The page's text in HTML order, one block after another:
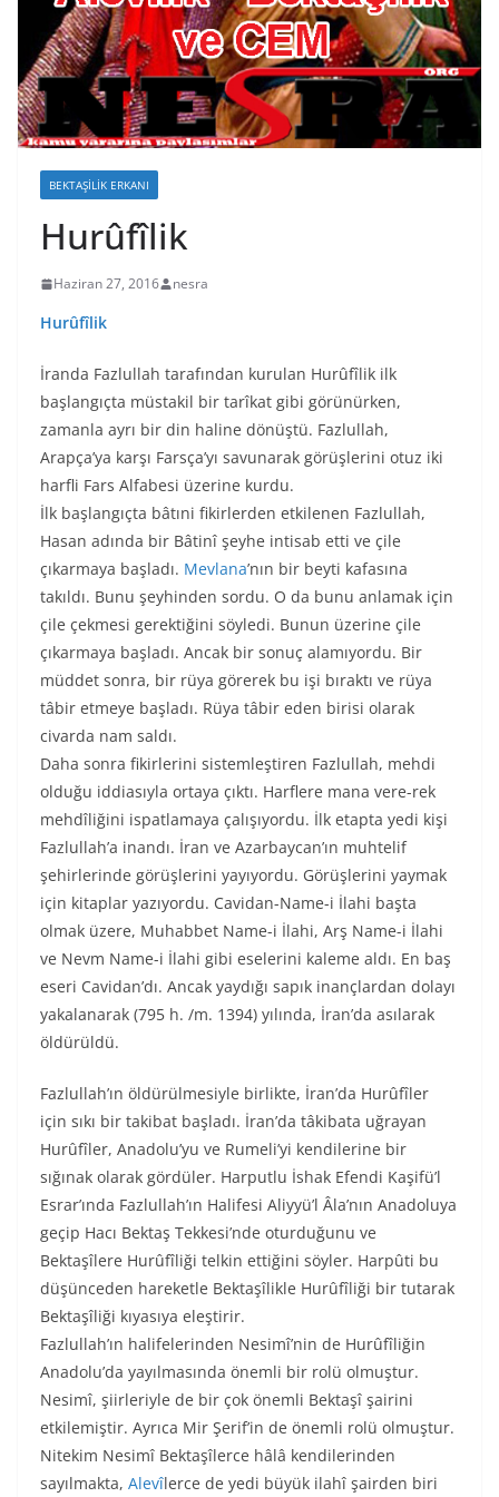
BEKTAŞILIK ERKANI
Hurûfîlik
Haziran 27, 2016 nesra
Hurûfîlik
İranda Fazlullah tarafından kurulan Hurûfîlik ilk
başlangıçta müstakil bir tarîkat gibi görünürken,
zamanla ayrı bir din haline dönüştü. Fazlullah,
Arapça’ya karşı Farsça’yı savunarak görüşlerini otuz iki
harfli Fars Alfabesi üzerine kurdu.
İlk başlangıçta bâtıni fikirlerden etkilenen Fazlullah,
Hasan adında bir Bâtinî şeyhe intisab etti ve çile
çıkarmaya başladı. Mevlana’nın bir beyti kafasına
takıldı. Bunu şeyhinden sordu. O da bunu anlamak için
çile çekmesi gerektiğini söyledi. Bunun üzerine çile
çıkarmaya başladı. Ancak bir sonuç alamıyordu. Bir
müddet sonra, bir rüya görerek bu işi bıraktı ve rüya
tâbir etmeye başladı. Rüya tâbir eden birisi olarak
civarda nam saldı.
Daha sonra fikirlerini sistemleştiren Fazlullah, mehdi
olduğu iddiasıyla ortaya çıktı. Harflere mana vere-rek
mehdîliğini ispatlamaya çalışıyordu. İlk etapta yedi kişi
Fazlullah’a inandı. İran ve Azarbaycan’ın muhtelif
şehirlerinde görüşlerini yayıyordu. Görüşlerini yaymak
için kitaplar yazıyordu. Cavidan-Name-i İlahi başta
olmak üzere, Muhabbet Name-i İlahi, Arş Name-i İlahi
ve Nevm Name-i İlahi gibi eselerini kaleme aldı. En baş
eseri Cavidan’dı. Ancak yaydığı sapık inançlardan dolayı
yakalanarak (795 h. /m. 1394) yılında, İran’da asılarak
öldürüldü.
Fazlullah’ın öldürülmesiyle birlikte, İran’da Hurûfîler
için sıkı bir takibat başladı. İran’da tâkibata uğrayan
Hurûfîler, Anadolu’yu ve Rumeli’yi kendilerine bir
sığınak olarak gördüler. Harputlu İshak Efendi Kaşifü’l
Esrar’ında Fazlullah’ın Halifesi Aliyyü’l Âla’nın Anadoluya
geçip Hacı Bektaş Tekkesi’nde oturduğunu ve
Bektaşîlere Hurûfîliği telkin ettiğini söyler. Harpûti bu
düşünceden hareketle Bektaşîlikle Hurûfîliği bir tutarak
Bektaşîliği kıyasıya eleştirir.
Fazlullah’ın halifelerinden Nesimî’nin de Hurûfîliğin
Anadolu’da yayılmasında önemli bir rolü olmuştur.
Nesimî, şiirleriyle de bir çok önemli Bektaşî şairini
etkilemiştir. Ayrıca Mir Şerif’in de önemli rolü olmuştur.
Nitekim Nesimî Bektaşîlerce hâlâ kendilerinden
sayılmakta, Alevîlerce de yedi büyük ilahî şairden biri